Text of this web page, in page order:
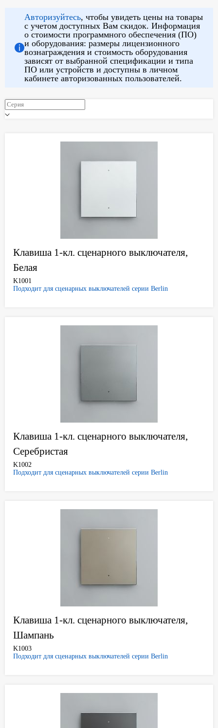
Авторизуйтесь, чтобы увидеть цены на товары
с учетом доступных Вам скидок. Информация
о стоимости программного обеспечения (ПО)
и оборудования: размеры лицензионного
вознаграждения и стоимость оборудования
зависят от выбранной спецификации и типа
ПО или устройств и доступны в личном
кабинете авторизованных пользователей.
Клавиша 1-кл. сценарного выключателя,
Белая
K1001
Подходит для сценарных выключателей серии Berlin
Клавиша 1-кл. сценарного выключателя,
Серебристая
K1002
Подходит для сценарных выключателей серии Berlin
Клавиша 1-кл. сценарного выключателя,
Шампань
K1003
Подходит для сценарных выключателей серии Berlin